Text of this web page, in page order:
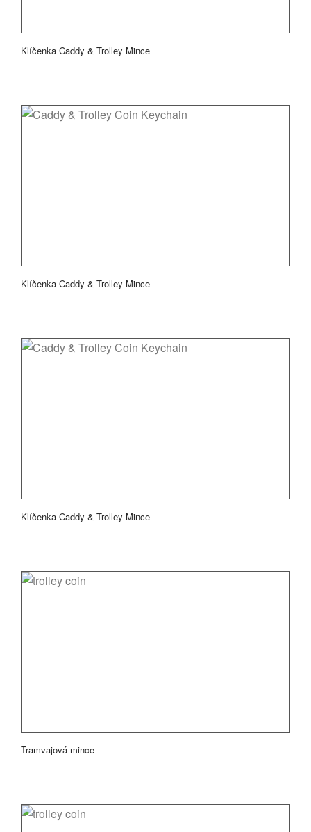
Klíčenka Caddy & Trolley Mince
Klíčenka Caddy & Trolley Mince
Klíčenka Caddy & Trolley Mince
Tramvajová mince